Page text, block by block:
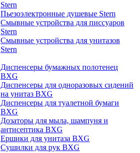
Stern
Пьезоэлектронные душевые Stern
Смывные устройства для писсуаров
Stern
Смывные устройства для унитазов
Stern
Диспенсеры бумажных полотенец
BXG
Диспенсеры для одноразовых сидений
на унитаз BXG
Диспенсеры для туалетной бумаги
BXG
Дозаторы для мыла, шампуня и
антисептика BXG
Ершики для унитаза BXG
Сушилки для рук BXG